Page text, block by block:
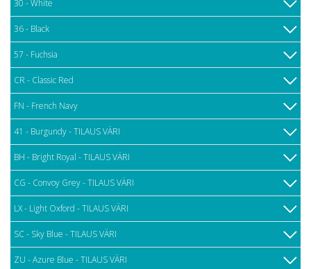
30 - White
36 - Black
57 - Fuchsia
CR - Classic Red
FN - French Navy
41 - Burgundy - TILAUS VÄRI
BH - Bright Royal - TILAUS VÄRI
CG - Convoy Grey - TILAUS VÄRI
LX - Light Oxford - TILAUS VÄRI
SC - Sky Blue - TILAUS VÄRI
ZU - Azure Blue - TILAUS VÄRI